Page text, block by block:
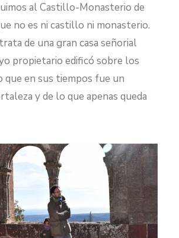
al Castillo-Monasterio de
no es ni castillo ni monasterio.
de una gran casa señorial
propietario edificó sobre los
que en sus tiempos fue un
y de lo que apenas queda